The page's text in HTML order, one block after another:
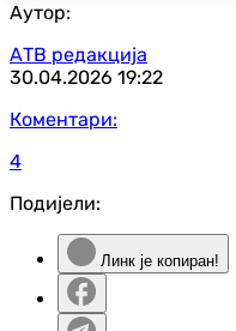
Аутор:
АТВ редакција
30.04.2026 19:22
Коментари:
4
Подијели:
Линк је копиран!